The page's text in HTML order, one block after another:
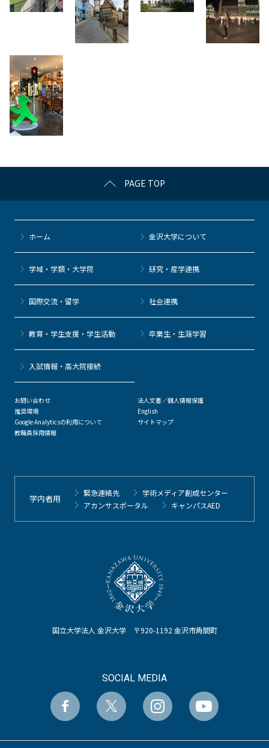
PAGE TOP
国立大学法人 金沢大学 〒920-1192 金沢市角間町
SOCIAL MEDIA
ホーム 金沢大学について
学域・学類・大学院 研究・産学連携
国際交流・留学 社会連携
教育・学生支援・学生活動 卒業生・生涯学習
⼊試情報・高大院接続
お問い合わせ
推奨環境
Google Analyticsの利用について
教職員採用情報
法人文書／個人情報保護
English
サイトマップ
学内者用
緊急連絡先
学術メディア創成センター
アカンサスポータル
キャンパスAED